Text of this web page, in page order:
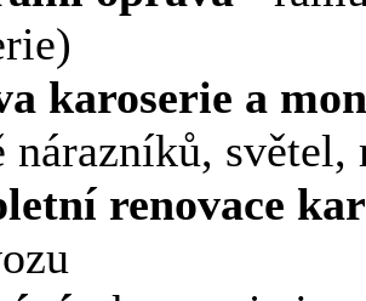
karoserie a
nárazníků,
renovace